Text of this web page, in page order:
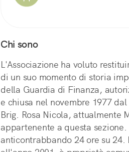
Chi sono
L'Associazione ha voluto
di un suo momento di storia
della Guardia di Finanza,
e chiusa nel novembre 1977
Brig. Rosa Nicola, attualmente
appartenente a questa
anticontrabbando 24 ore su